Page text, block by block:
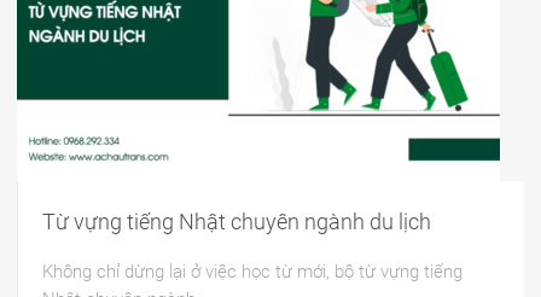
Từ vựng tiếng Nhật chuyên ngành du lịch
Không chỉ dừng lại ở việc học từ mới, bộ từ vựng tiếng